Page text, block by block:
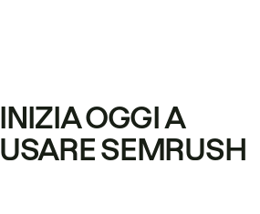
INIZIA OGGI A
USARE SEMRUSH